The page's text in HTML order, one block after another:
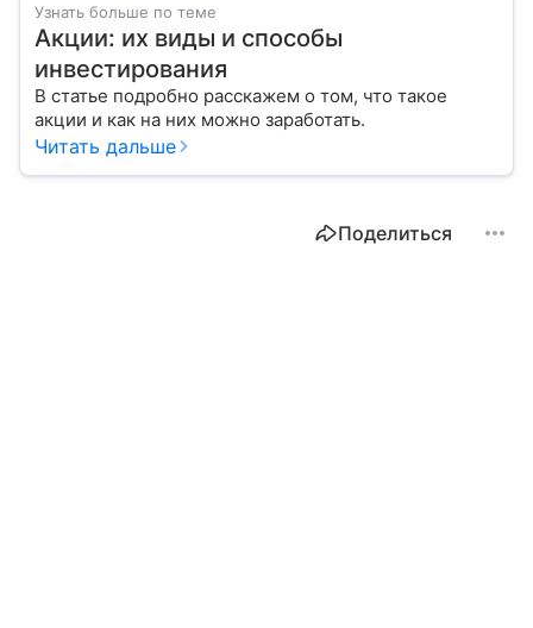
Узнать больше по теме
Акции: их виды и способы
инвестирования
В статье подробно расскажем о том, что такое
акции и как на них можно заработать.
Читать дальше
Поделиться